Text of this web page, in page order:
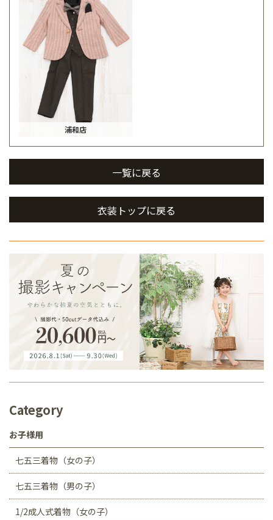
浦和店
一覧に戻る
衣装トップに戻る
Category
お子様用
七五三着物（女の子）
七五三着物（男の子）
1/2成人式着物（女の子）